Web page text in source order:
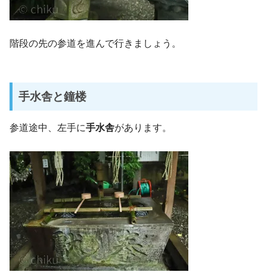
階段の先の参道を進んで行きましょう。
手水舎と鐘楼
参道途中、左手に手水舎があります。